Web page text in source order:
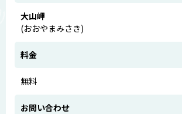
大山岬
(おおやまみさき)
料金
無料
お問い合わせ